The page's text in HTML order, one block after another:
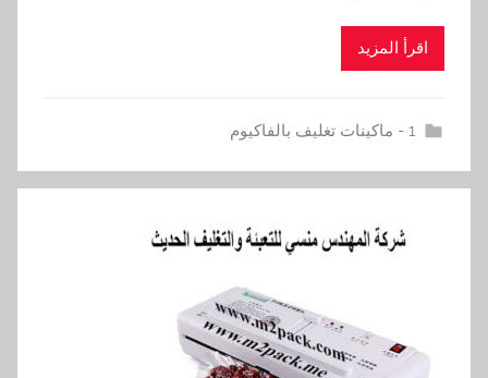
اقرأ المزيد
1 - ماكينات تغليف بالفاكيوم